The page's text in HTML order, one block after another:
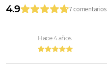
4.9
7 comentarios
Hace 4 años